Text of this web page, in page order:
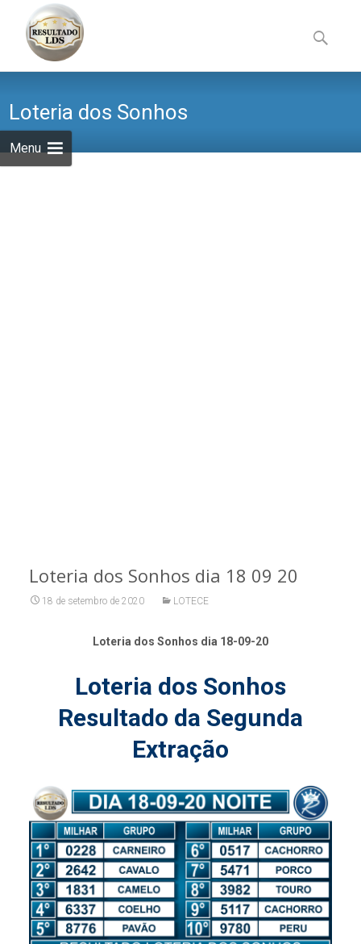
Menu
to
content
por:
Loteria dos Sonhos
Loteria dos Sonhos dia 18 09 20
18 de setembro de 2020 LOTECE
Loteria dos Sonhos dia 18-09-20
Loteria dos Sonhos
Resultado da Segunda
Extração